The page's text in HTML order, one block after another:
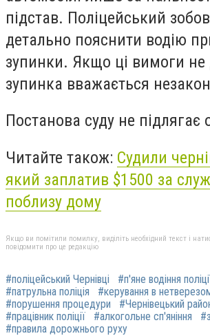
підстав. Поліцейський
детально пояснити водію
зупинки. Якщо ці вимоги не
зупинка вважається
Постанова суду не
Читайте також: Судили
який заплатив $1500 за
поблизу дому
Якщо ви помітили помилку, виділіть необхідний текст і
повідомити про це редакцію
#поліцейський Чернівці #п'яне водіння
#патрульна поліція
#керування в
#порушення процедури
#Чернівецький
#працівник поліції
#алкогольне сп'яніння
#правила дорожнього руху